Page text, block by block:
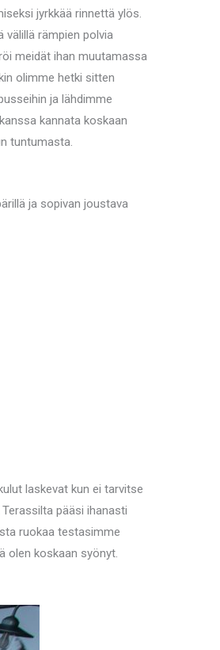
jyrkkää rinnettä ylös.
rämpien polvia
meidät ihan muutamassa
olimme hetki sitten
ja lähdimme
kannata koskaan
tuntumasta.
ja sopivan joustava
laskevat kun ei tarvitse
pääsi ihanasti
ruokaa testasimme
olen koskaan syönyt.